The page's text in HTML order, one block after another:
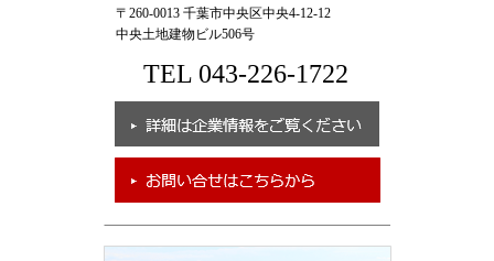
〒260-0013 千葉市中央区中央4-12-12
中央土地建物ビル506号
TEL 043-226-1722